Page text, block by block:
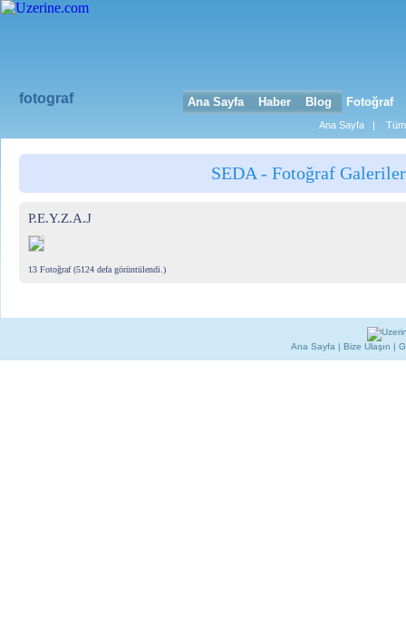
fotograf Ana Sayfa Haber Blog Fotoğraf
Ana Sayfa |
SEDA - Fotoğraf
P.E.Y.Z.A.J
13 Fotoğraf (5124 defa görüntülendi.)
Ana Sayfa | Bize Ulaşın |